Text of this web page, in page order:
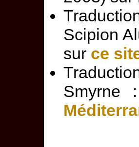
Scipion
sur ce
Smyrne